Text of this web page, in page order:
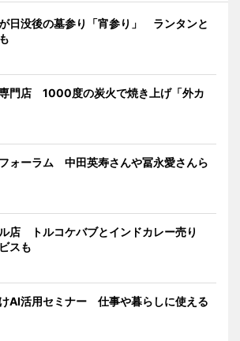
日没後の墓参り「宵参り」 ランタンと
門店 1000度の炭火で焼き上げ「外カ
ォーラム 中田英寿さんや冨永愛さんら
店 トルコケバブとインドカレー売り
スも
AI活用セミナー 仕事や暮らしに使える